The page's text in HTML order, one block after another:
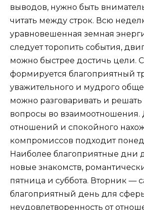
выводов, нужно быть
читать между строк. Всю
уравновешенная земная
следует торопить события,
можно быстрее достичь цели. С
формируется благоприятный
уважительного и мудрого
можно разговаривать и
вопросы во взаимоотношения.
отношений и спокойного
компромиссов подходит
Наиболее благоприятные дни
новые знакомств,
пятница и суббота. Вторник —
благоприятный день для
неудовлетворенность от